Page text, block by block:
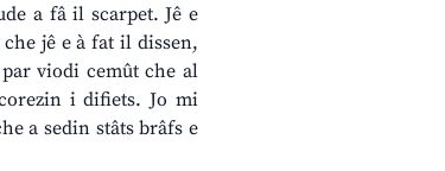
a fâ il scarpet. Jê e
jê e à fat il dissen,
viodi cemût che al
i difiets. Jo mi
a sedin stâts brâfs e